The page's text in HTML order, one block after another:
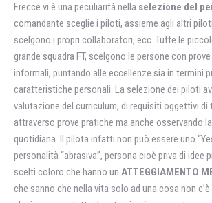
Frecce vi è una peculiarità nella selezione del
comandante sceglie i piloti, assieme agli altri
scelgono i propri collaboratori, ecc. Tutte le
grande squadra FT, scelgono le persone con
informali, puntando alle eccellenze sia in termini
caratteristiche personali. La selezione dei piloti
valutazione del curriculum, di requisiti oggettivi di
attraverso prove pratiche ma anche osservando
quotidiana. Il pilota infatti non può essere uno
personalità “abrasiva”, persona cioè priva di idee
scelti coloro che hanno un ATTEGGIAMENTO
che sanno che nella vita solo ad una cosa non